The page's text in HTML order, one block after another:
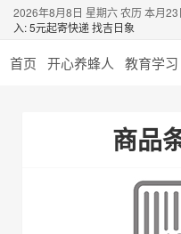
2026年8月8日 星期六 农历 本月23
入: 5元起寄快递 找吉日象
首页 开心养蜂人 教育学习
商品